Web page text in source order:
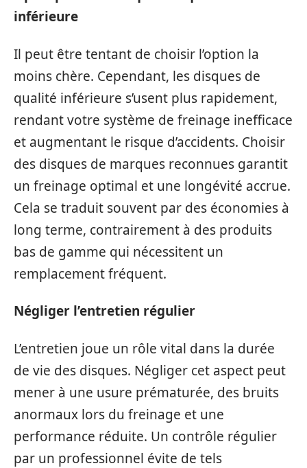
inférieure
Il peut être tentant de choisir l’option la
moins chère. Cependant, les disques de
qualité inférieure s’usent plus rapidement,
rendant votre système de freinage inefficace
et augmentant le risque d’accidents. Choisir
des disques de marques reconnues garantit
un freinage optimal et une longévité accrue.
Cela se traduit souvent par des économies à
long terme, contrairement à des produits
bas de gamme qui nécessitent un
remplacement fréquent.
Négliger l’entretien régulier
L’entretien joue un rôle vital dans la durée
de vie des disques. Négliger cet aspect peut
mener à une usure prématurée, des bruits
anormaux lors du freinage et une
performance réduite. Un contrôle régulier
par un professionnel évite de tels